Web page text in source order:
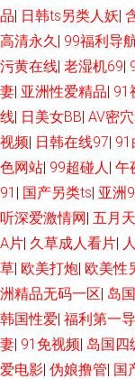
国产乱码 在线天堂资
爱亚洲色图 青草成人
产久久 色色av 91黄色
影WWWW 日韩一级
网页 国产欧美一
wwwwww尤物 日韩αⅴ
视频 久久草热婷首页
品| 日韩ts另类人妖|
高清永久| 99福利导
污黄在线| 老湿机69|
妻| 亚洲性爱精品| 91
线| 日美女BB| AV密
视频| 日韩在线97| 91
色网站| 99超碰人| 午
91 | 国产另类ts| 亚洲
听深爱激情网| 五月
A片| 久草成人看片|
草| 欧美打炮| 欧美性
洲精品无码一区| 岛
韩国性爱| 福利第一
妻| 91免视频| 岛国四
爱电影| 伪娘撸管| 国